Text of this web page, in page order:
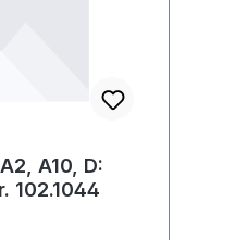
A10, D:
102.1044